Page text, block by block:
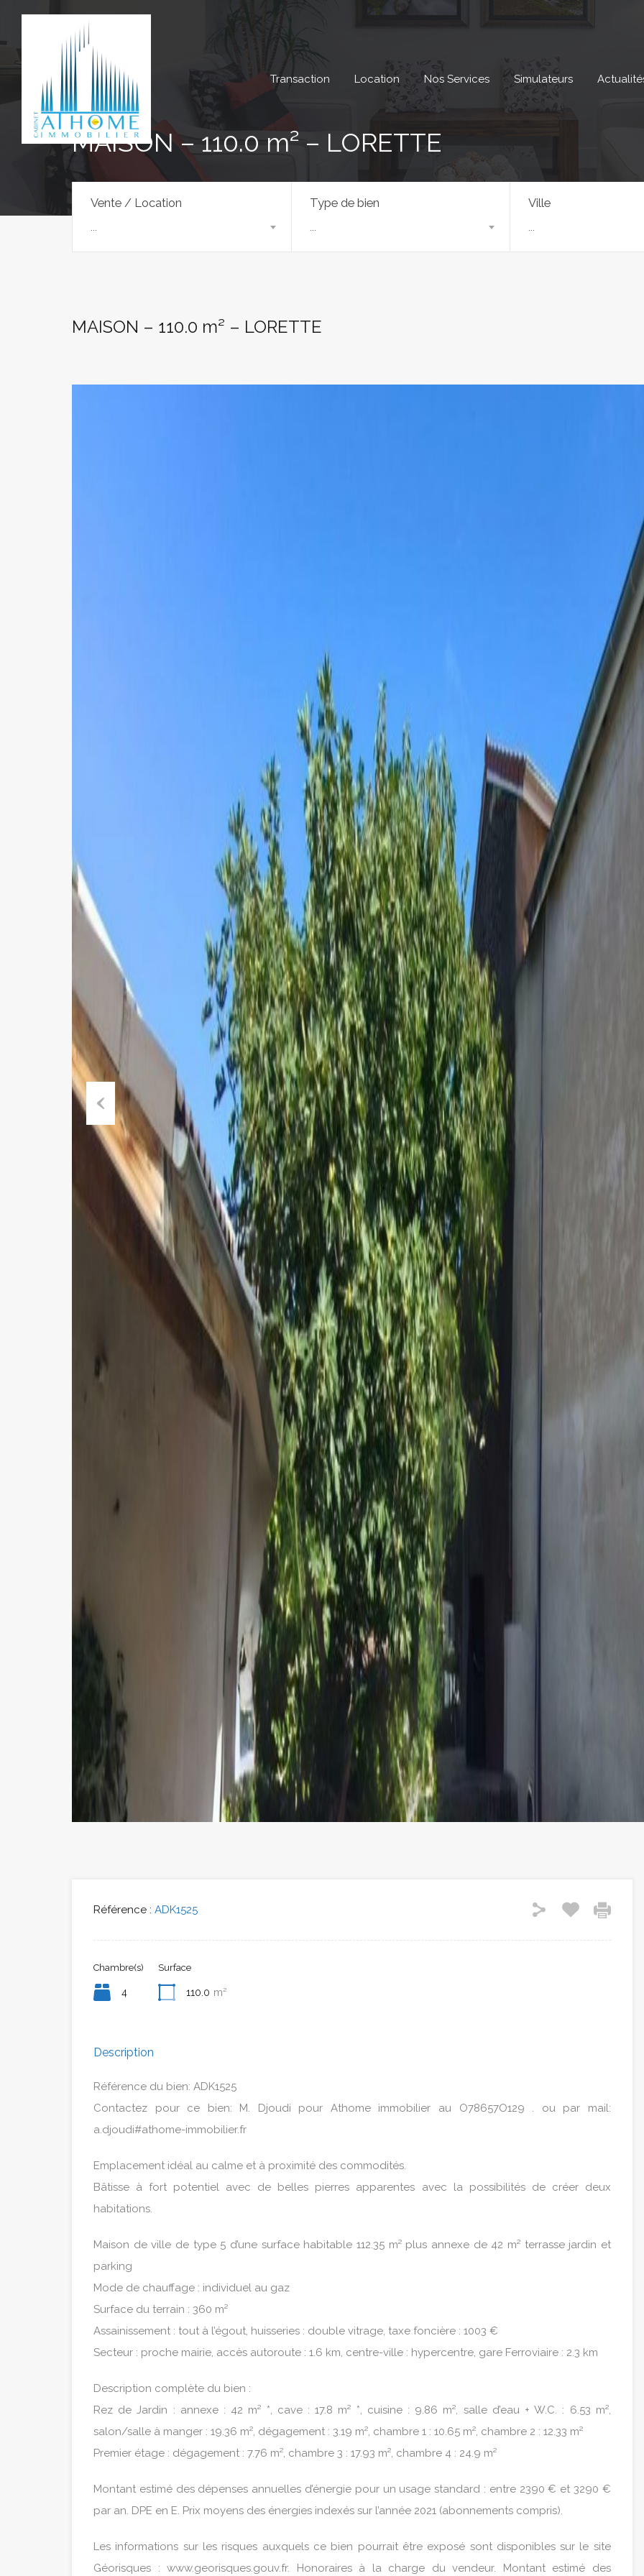
Transaction Location Nos Services Simulateurs
MAISON – 110.0 m² – LORETTE
Vente / Location Type de bien Ville
MAISON – 110.0 m² – LORETTE
Previous
Référence : ADK1525
Chambre(s)
4
Surface
110.0 m²
Description
Référence du bien: ADK1525
Contactez pour ce bien: M. Djoudi pour Athome immobilier au O78657O129 . ou par mail:
a.djoudi#athome-immobilier.fr
Emplacement idéal au calme et à proximité des commodités.
Bâtisse à fort potentiel avec de belles pierres apparentes avec la possibilités de créer deux
habitations.
Maison de ville de type 5 d’une surface habitable 112.35 m² plus annexe de 42 m² terrasse jardin et
parking
Mode de chauffage : individuel au gaz
Surface du terrain : 360 m²
Assainissement : tout à l’égout, huisseries : double vitrage, taxe foncière : 1003 €
Secteur : proche mairie, accès autoroute : 1.6 km, centre-ville : hypercentre, gare Ferroviaire : 2.3 km
Description complète du bien :
Rez de Jardin : annexe : 42 m² *, cave : 17.8 m² *, cuisine : 9.86 m², salle d’eau + W.C. : 6.53 m²,
salon/salle à manger : 19.36 m², dégagement : 3.19 m², chambre 1 : 10.65 m², chambre 2 : 12.33 m²
Premier étage : dégagement : 7.76 m², chambre 3 : 17.93 m², chambre 4 : 24.9 m²
Montant estimé des dépenses annuelles d’énergie pour un usage standard : entre 2390 € et 3290 €
par an. DPE en E. Prix moyens des énergies indexés sur l’année 2021 (abonnements compris).
Les informations sur les risques auxquels ce bien pourrait être exposé sont disponibles sur le site
Géorisques : www.georisques.gouv.fr. Honoraires à la charge du vendeur. Montant estimé des